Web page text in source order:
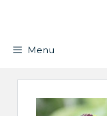
Menu